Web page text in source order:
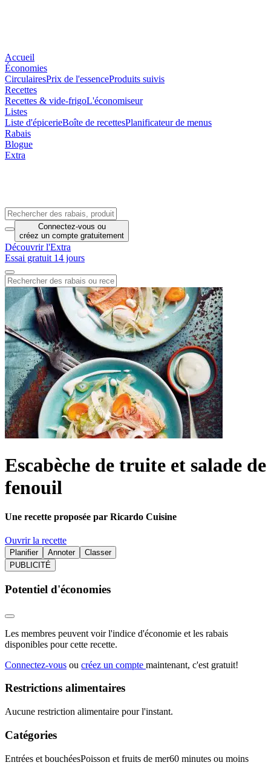
Accueil
Économies
CirculairesPrix de l'essenceProduits suivis
Recettes
Recettes & vide-frigoL'économiseur
Listes
Liste d'épicerieBoîte de recettesPlanificateur de menus
Rabais
Blogue
Extra
Connectez-vous ou
créez un compte gratuitement
Découvrir l'Extra
Essai gratuit 14 jours
Escabèche de truite et salade de
fenouil
Une recette proposée par Ricardo Cuisine
Ouvrir la recette
Planifier Annoter
Classer
PUBLICITÉ
Potentiel d'économies
Les membres peuvent voir l'indice d'économie et les rabais
disponibles pour cette recette.
Connectez-vous ou créez un compte maintenant, c'est gratuit!
Restrictions alimentaires
Aucune restriction alimentaire pour l'instant.
Catégories
Entrées et bouchéesPoisson et fruits de mer60 minutes ou moins